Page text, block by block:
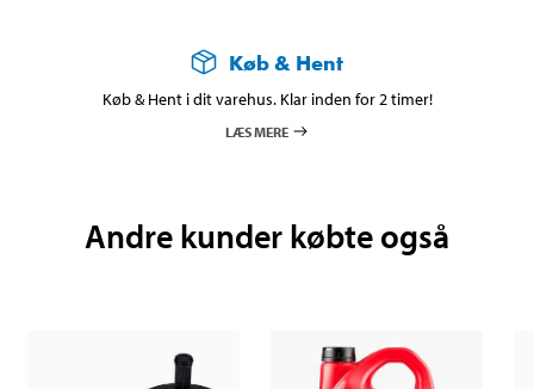
Køb & Hent
Køb & Hent i dit varehus. Klar inden for 2 timer!
LÆS MERE
Andre kunder købte også